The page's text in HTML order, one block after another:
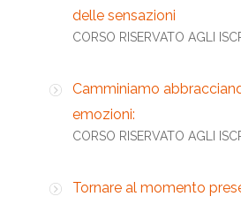
delle sensazioni
CORSO RISERVATO AGLI
Camminiamo
emozioni:
CORSO RISERVATO AGLI
Tornare al momento